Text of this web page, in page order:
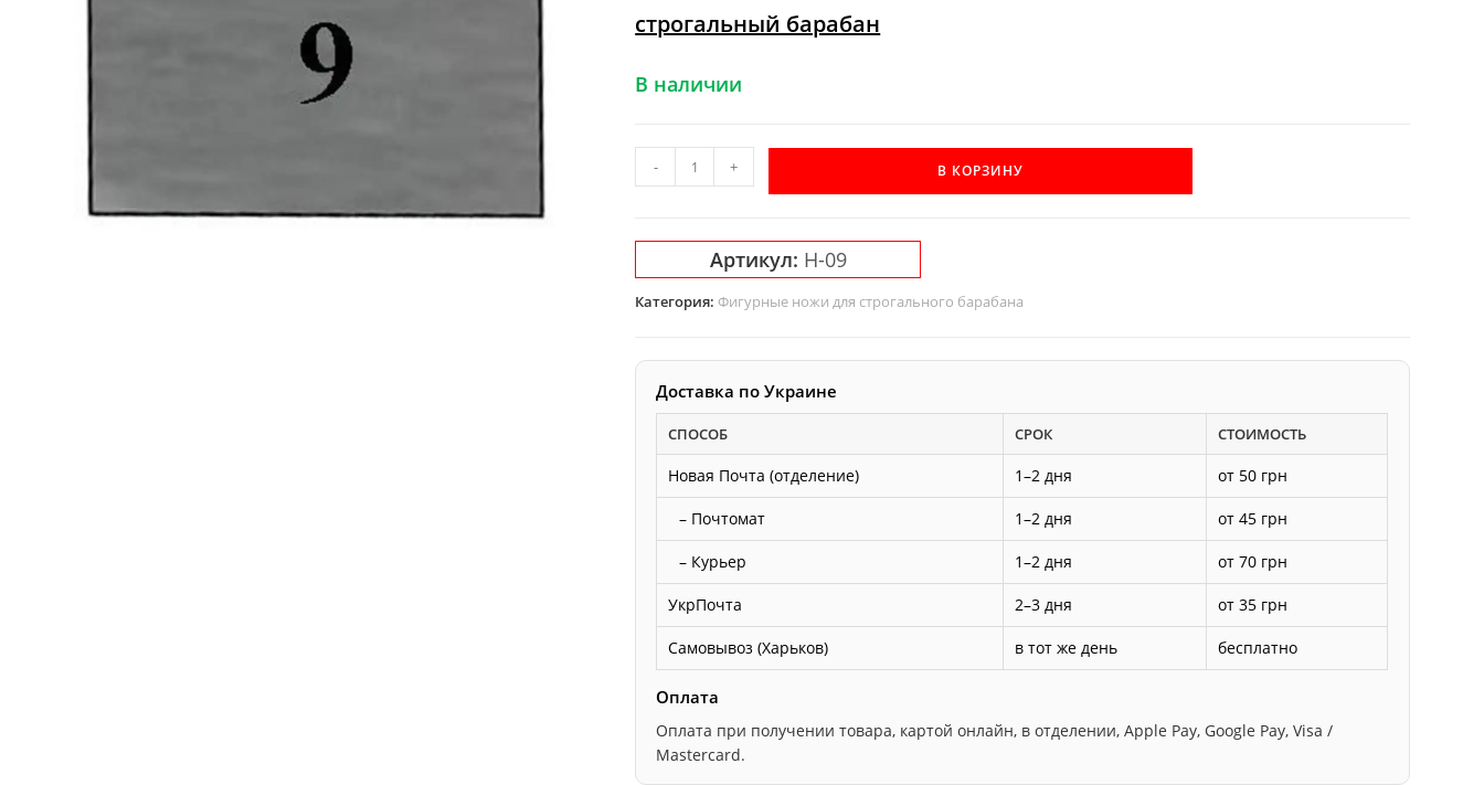
строгальный барабан
В наличии
Количество
товара
для
изготовления
плинтуса
строгальный
барабан
- + В КОРЗИНУ
Артикул: Н-09
Категория:Фигурные ножи для строгального барабана
Доставка по Украине
СПОСОБ СРОК СТОИМОСТЬ
Новая Почта (отделение) 1–2 дня от 50 грн
– Почтомат 1–2 дня от 45 грн
– Курьер 1–2 дня от 70 грн
УкрПочта 2–3 дня от 35 грн
Самовывоз (Харьков) в тот же день бесплатно
Оплата
Оплата при получении товара, картой онлайн, в отделении, Apple Pay, Google Pay, Visa /
Mastercard.